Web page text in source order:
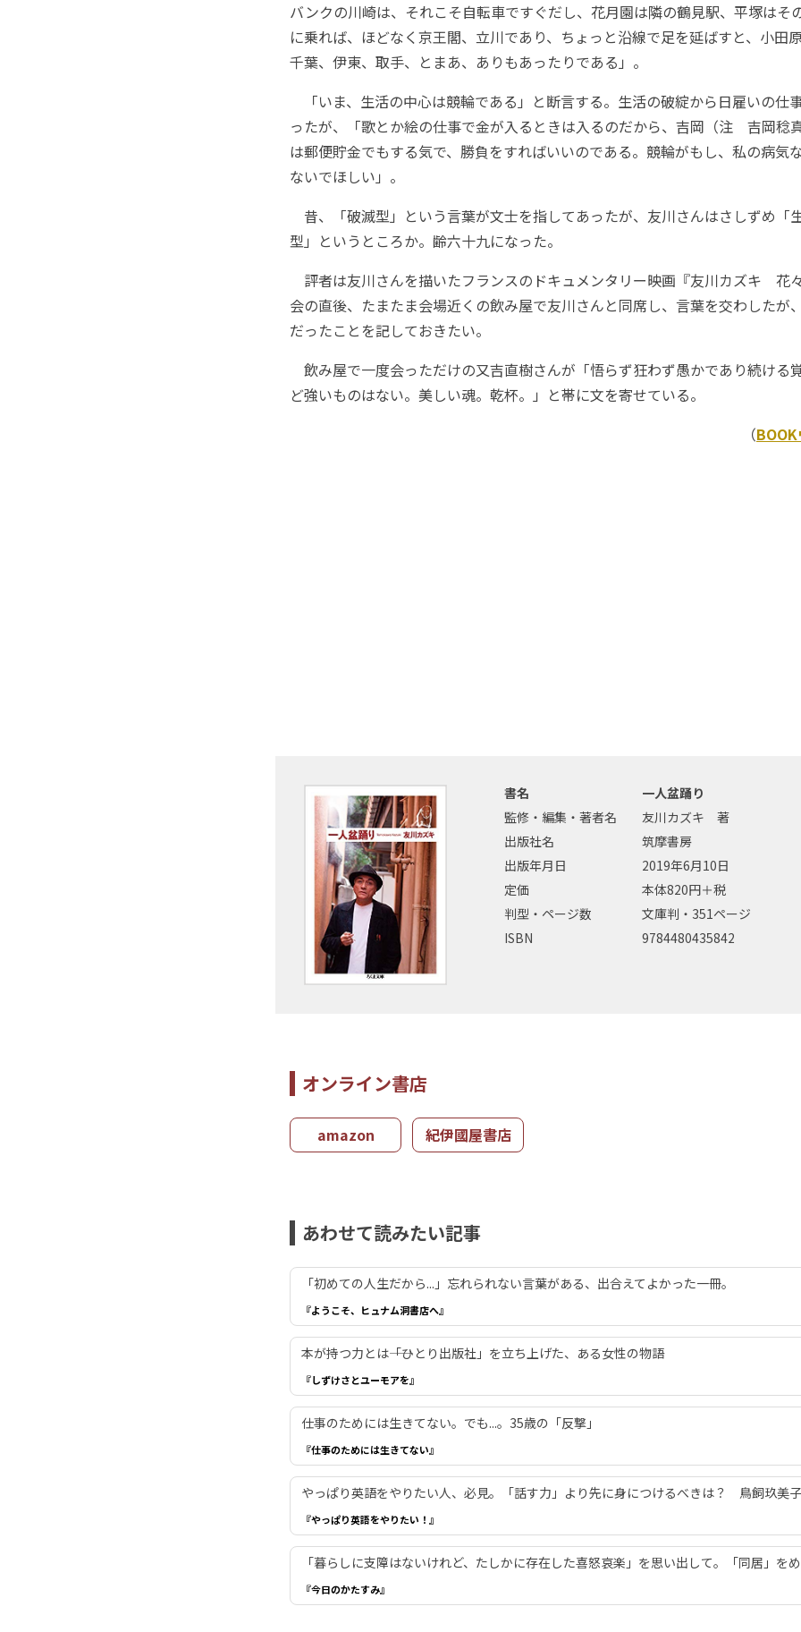
バンクの川崎は、それこそ自転車ですぐだし、花月園は隣の鶴見駅、平塚はそ
に乗れば、ほどなく京王閣、立川であり、ちょっと沿線で足を延ばすと、小田
千葉、伊東、取手、とまあ、ありもあったりである」。
「いま、生活の中心は競輪である」と断言する。生活の破綻から日雇いの仕
ったが、「歌とか絵の仕事で金が入るときは入るのだから、吉岡（注 吉岡稔
は郵便貯金でもする気で、勝負をすればいいのである。競輪がもし、私の病気
ないでほしい」。
昔、「破滅型」という言葉が文士を指してあったが、友川さんはさしずめ「
型」というところか。齢六十九になった。
評者は友川さんを描いたフランスのドキュメンタリー映画『友川カズキ 花
会の直後、たまたま会場近くの飲み屋で友川さんと同席し、言葉を交わしたが
だったことを記しておきたい。
飲み屋で一度会っただけの又吉直樹さんが「悟らず狂わず愚かであり続ける
ど強いものはない。美しい魂。乾杯。」と帯に文を寄せている。
（
書名
一人盆踊り
監修・編集・著者名
友川カズキ 著
出版社名
筑摩書房
出版年月日
2019年6月10日
定価
本体820円＋税
判型・ページ数
文庫判・351ページ
ISBN
9784480435842
オンライン書店
amazon 紀伊國屋書店
あわせて読みたい記事
「初めての人生だから...」忘れられない言葉がある、出合えてよかった一冊。
『ようこそ、ヒュナム洞書店へ』
本が持つ力とは――「ひとり出版社」を立ち上げた、ある女性の物語
『しずけさとユーモアを』
仕事のためには生きてない。でも...。35歳の「反撃」
『仕事のためには生きてない』
やっぱり英語をやりたい人、必見。「話す力」より先に身につけるべきは？ 鳥飼玖美
『やっぱり英語をやりたい！』
「暮らしに支障はないけれど、たしかに存在した喜怒哀楽」を思い出して。「同居」をめ
『今日のかたすみ』